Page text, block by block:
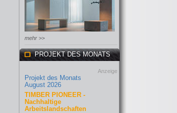
mehr >>
PROJEKT DES MONATS
Anzeige
Projekt des Monats
August 2026
TIMBER PIONEER -
Nachhaltige
Arbeitslandschaften